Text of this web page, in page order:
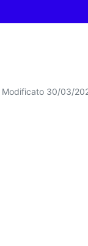
Modificato 30/03/